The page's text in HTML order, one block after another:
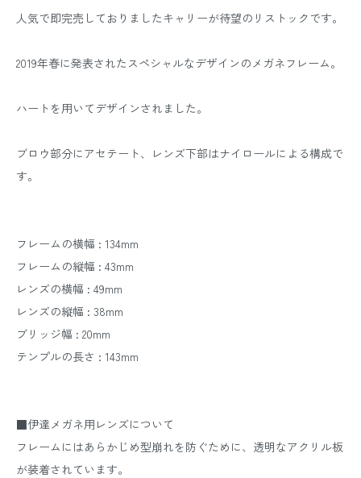
人気で即完売しておりましたキャリーが待望のリストックです。
2019年春に発表されたスペシャルなデザインのメガネフレーム。
ハートを用いてデザインされました。
ブロウ部分にアセテート、レンズ下部はナイロールによる構成で
す。
フレームの横幅 : 134mm
フレームの縦幅 : 43mm
レンズの横幅 : 49mm
レンズの縦幅 : 38mm
ブリッジ幅 : 20mm
テンプルの長さ : 143mm
■伊達メガネ用レンズについて
フレームにはあらかじめ型崩れを防ぐために、透明なアクリル板
が装着されています。